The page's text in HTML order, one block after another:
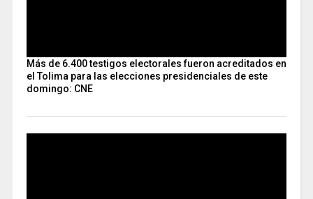
Más de 6.400 testigos electorales fueron acreditados en
el Tolima para las elecciones presidenciales de este
domingo: CNE